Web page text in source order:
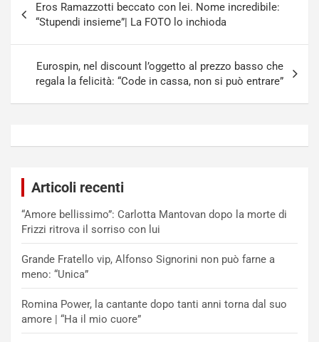
articoli
Eros Ramazzotti beccato con lei. Nome incredibile:
“Stupendi insieme”| La FOTO lo inchioda
Eurospin, nel discount l’oggetto al prezzo basso che
regala la felicità: “Code in cassa, non si può entrare”
Articoli recenti
“Amore bellissimo”: Carlotta Mantovan dopo la morte di
Frizzi ritrova il sorriso con lui
Grande Fratello vip, Alfonso Signorini non può farne a
meno: “Unica”
Romina Power, la cantante dopo tanti anni torna dal suo
amore | “Ha il mio cuore”